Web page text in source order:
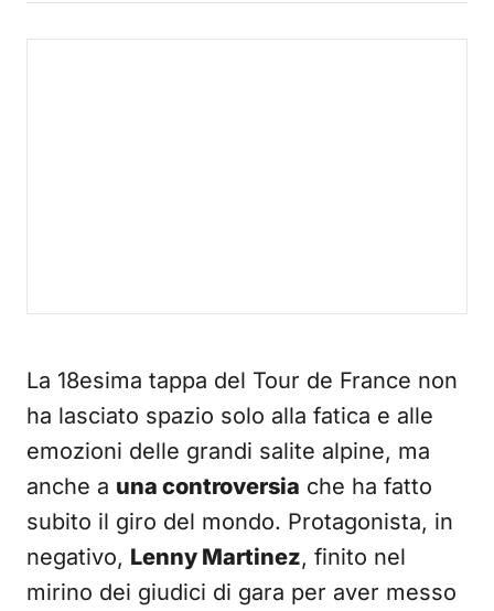
La 18esima tappa del Tour de France non
ha lasciato spazio solo alla fatica e alle
emozioni delle grandi salite alpine, ma
anche a una controversia che ha fatto
subito il giro del mondo. Protagonista, in
negativo, Lenny Martinez, finito nel
mirino dei giudici di gara per aver messo